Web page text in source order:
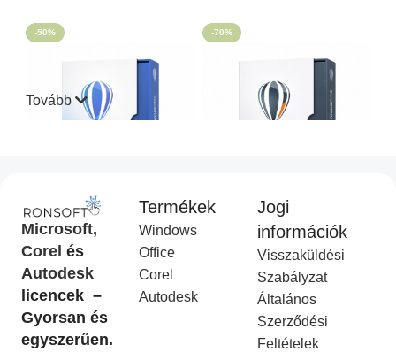
-50%
CorelDraw Standard 2021
I
Corel Licenc
Akciós
termék
Ft19,990.00 Ft 9,990.00
KOSÁRBA HELYEZÉS
-70%
CorelDraw Technical Suite
Akciós termék
49,990.00 Ft14,990.00
KOSÁRBA HELYEZÉS
Tovább
Microsoft,
Corel és
Autodesk
licencek –
Gyorsan és
egyszerűen.
Termékek
Windows
Office
Corel
Autodesk
Jogi
információk
Visszaküldési
Szabályzat
Általános
Szerződési
Feltételek